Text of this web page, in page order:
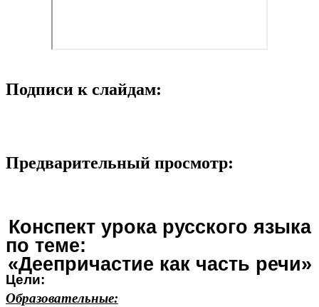
Подписи к слайдам:
Предварительный просмотр:
Конспект урока русского языка
по теме:
«Деепричастие как часть речи»
Цели:
Образовательные: